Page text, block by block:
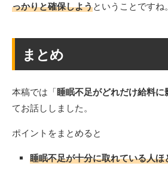
っかりと確保しようということですね。
まとめ
本稿では「睡眠不足がどれだけ給料に
てお話ししました。
ポイントをまとめると
睡眠不足が十分に取れている人